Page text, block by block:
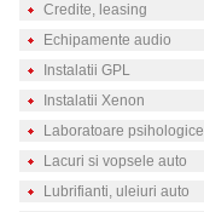
Credite, leasing
Echipamente audio
Instalatii GPL
Instalatii Xenon
Laboratoare psihologice
Lacuri si vopsele auto
Lubrifianti, uleiuri auto